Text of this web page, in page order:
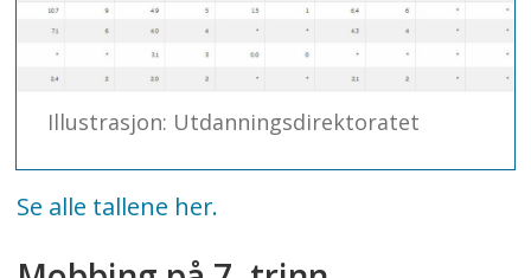
Illustrasjon: Utdanningsdirektoratet
Se alle tallene her.